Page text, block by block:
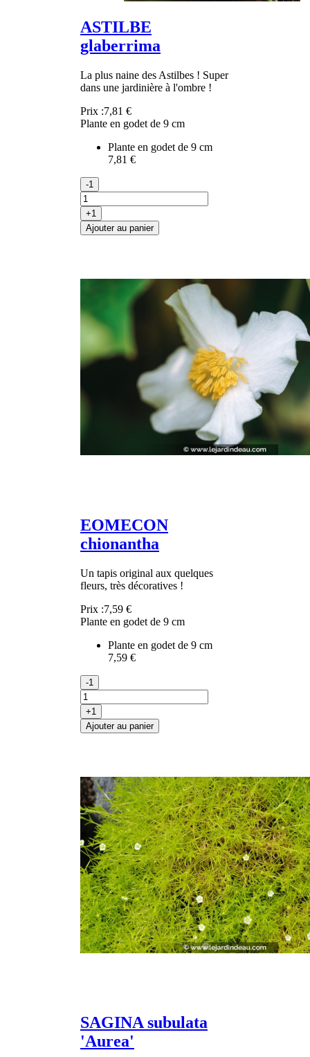
ASTILBE
glaberrima
La plus naine des Astilbes ! Super
dans une jardinière à l'ombre !
Prix :7,81 €
Plante en godet de 9 cm
Plante en godet de 9 cm
7,81 €
-1
+1
Ajouter au panier
EOMECON
chionantha
Un tapis original aux quelques
fleurs, très décoratives !
Prix :7,59 €
Plante en godet de 9 cm
Plante en godet de 9 cm
7,59 €
-1
+1
Ajouter au panier
SAGINA subulata
'Aurea'